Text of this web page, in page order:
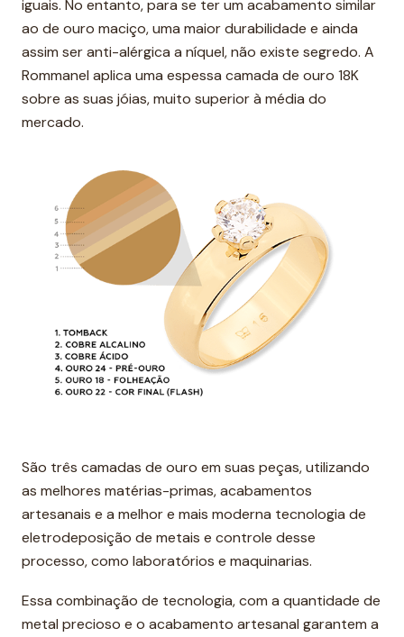
iguais. No entanto, para se ter um acabamento similar
ao de ouro maciço, uma maior durabilidade e ainda
assim ser anti-alérgica a níquel, não existe segredo. A
Rommanel aplica uma espessa camada de ouro 18K
sobre as suas jóias, muito superior à média do
mercado.
São três camadas de ouro em suas peças, utilizando
as melhores matérias-primas, acabamentos
artesanais e a melhor e mais moderna tecnologia de
eletrodeposição de metais e controle desse
processo, como laboratórios e maquinarias.
Essa combinação de tecnologia, com a quantidade de
metal precioso e o acabamento artesanal garantem a